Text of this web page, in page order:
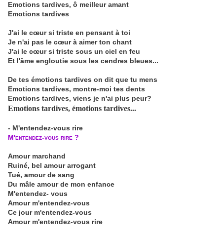
Emotions tardives, ô meilleur amant
Emotions tardives
J'ai le cœur si triste en pensant à toi
Je n'ai pas le cœur à aimer ton chant
J'ai le cœur si triste sous un ciel en feu
Et l'âme engloutie sous les cendres bleues...
De tes émotions tardives on dit que tu mens
Emotions tardives, montre-moi tes dents
Emotions tardives, viens je n'ai plus peur?
Emotions tardives, émotions tardives...
- M'entendez-vous rire
M'entendez-vous rire ?
Amour marchand
Ruiné, bel amour arrogant
Tué, amour de sang
Du mâle amour de mon enfance
M'entendez- vous
Amour m'entendez-vous
Ce jour m'entendez-vous
Amour m'entendez-vous rire